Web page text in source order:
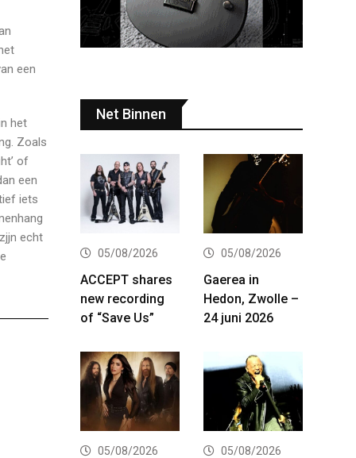
een
het
Zoals
of
een
iets
echt
Net Binnen
05/08/2026
ACCEPT shares
new recording
of “Save Us”
05/08/2026
Gaerea in
Hedon, Zwolle –
24 juni 2026
05/08/2026 05/08/2026